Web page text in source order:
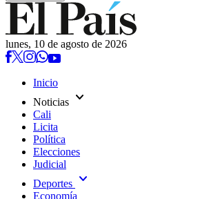
lunes, 10 de agosto de 2026
Inicio
Noticias expand_more
Cali
Licita
Política
Elecciones
Judicial
Deportes expand_more
Economía